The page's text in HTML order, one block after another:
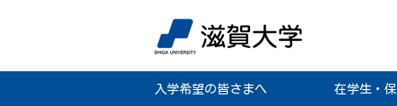
入学希望の皆さまへ 在学生・